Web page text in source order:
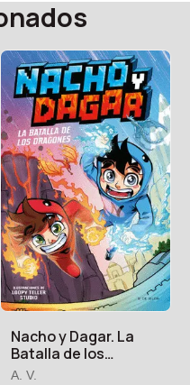
Nacho y Dagar. La
Batalla de los
Dragones
A. V.